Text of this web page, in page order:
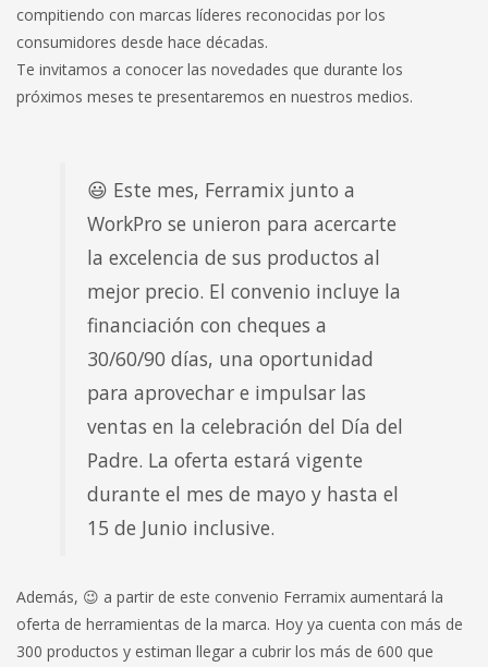
compitiendo con marcas líderes reconocidas por los
consumidores desde hace décadas.
Te invitamos a conocer las novedades que durante los
próximos meses te presentaremos en nuestros medios.
😃 Este mes, Ferramix junto a
WorkPro se unieron para acercarte
la excelencia de sus productos al
mejor precio. El convenio incluye la
financiación con cheques a
30/60/90 días, una oportunidad
para aprovechar e impulsar las
ventas en la celebración del Día del
Padre. La oferta estará vigente
durante el mes de mayo y hasta el
15 de Junio inclusive.
Además, 😉 a partir de este convenio Ferramix aumentará la
oferta de herramientas de la marca. Hoy ya cuenta con más de
300 productos y estiman llegar a cubrir los más de 600 que